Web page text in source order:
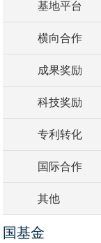
基地平台
横向合作
成果奖励
科技奖励
专利转化
国际合作
其他
国基金